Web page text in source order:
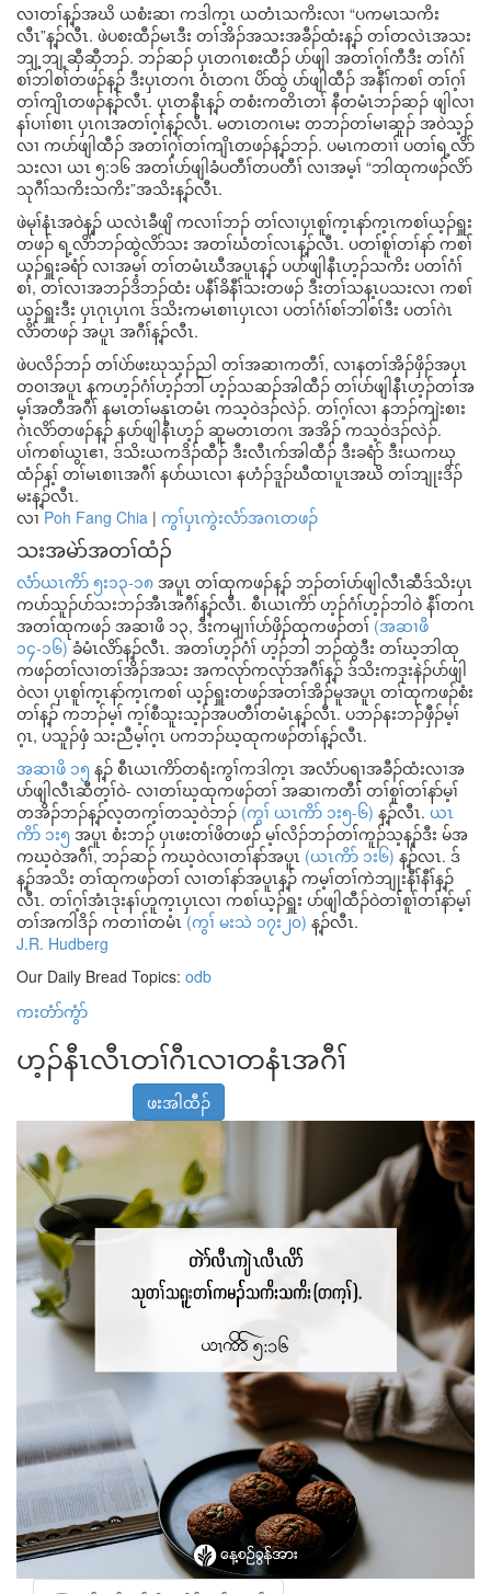
လၢတၢ်န့ၣ်အဃိ ယစံးဆၢ ကဒါက့ၤ ယတံၤသကိးလၢ “ပကမၤသကိး
လီၤ”န့ၣ်လီၤ. ဖဲပစးထီၣ်မၤဒီး တၢ်အိၣ်အသးအခီၣ်ထံးန့ၣ် တၢ်တလဲၤအသး
ဘျ့ဘျ့ဆှီဆှီဘၣ်. ဘၣ်ဆၣ် ပှၤတဂၤစးထီၣ် ပာ်ဖျါ အတၢ်ဂ့ၢ်ကီဒီး တၢ်ဂံၢ်
စၢ်ဘါစၢ်တဖၣ်န့ၣ် ဒီးပှၤတဂၤ ဝံၤတဂၤ ပိာ်ထွဲ ပာ်ဖျါထီၣ် အနီၢ်ကစၢ် တၢ်ဂ့ၢ်
တၢ်ကျိၤတဖၣ်န့ၣ်လီၤ. ပှၤတနီၤန့ၣ် တစံးကတိၤတၢ် နီတမံၤဘၣ်ဆၣ် ဖျါလၢ
နၢ်ပၢၢ်စၢၤ ပှၤဂၤအတၢ်ဂ့ၢ်န့ၣ်လီၤ. မတၤတဂၤမး တဘၣ်တၢ်မၢဆူၣ် အဝဲသ့ၣ်
လၢ ကပာ်ဖျါထီၣ် အတၢ်ဂ့ၢ်တၢ်ကျိၤတဖၣ်န့ၣ်ဘၣ်. ပမၤကတၢၢ် ပတၢ်ရ့လိာ်
သးလၢ ယၤ ၅:၁၆ အတၢ်ပာ်ဖျါခံပတီၢ်တပတီၢ် လၢအမ့ၢ် “ဘါထုကဖၣ်လိာ်
သုဂီၢ်သကိးသကိး”အသိးန့ၣ်လီၤ.
ဖဲမုၢ်နံၤအဝဲန့ၣ် ယလဲၤခီဖျိ ကလၢၢ်ဘၣ် တၢ်လၢပှၤစူၢ်က့ၤနာ်က့ၤကစၢ်ယ့ၣ်ရှူး
တဖၣ် ရ့လိာ်ဘၣ်ထွဲလိာ်သး အတၢ်ဃံတၢ်လၤန့ၣ်လီၤ. ပတၢ်စူၢ်တၢ်နာ် ကစၢ်
ယ့ၣ်ရှူးခရံာ် လၢအမ့ၢ် တၢ်တမံၤဃီအပူၤန့ၣ် ပပာ်ဖျါနီၤဟ့ၣ်သကိး ပတၢ်ဂံၢ်
စၢ်, တၢ်လၢအဘၣ်ဒိဘၣ်ထံး ပနီၢ်ခိနီၢ်သးတဖၣ် ဒီးတၢ်သန့ၤပသးလၢ ကစၢ်
ယ့ၣ်ရှူးဒီး ပှၤဂုၤပှၤဂၤ ဒ်သိးကမၤစၢၤပှၤလၢ ပတၢ်ဂံၢ်စၢ်ဘါစၢ်ဒီး ပတၢ်ဂဲၤ
လိာ်တဖၣ် အပူၤ အဂီၢ်န့ၣ်လီၤ.
ဖဲပလိၣ်ဘၣ် တၢ်ပဲာ်ဖးဃုသ့ၣ်ညါ တၢ်အဆၢကတီၢ်, လၢနတၢ်အိၣ်ဖှိၣ်အပှၤ
တဝၢအပူၤ နကဟ့ၣ်ဂံၢ်ဟ့ၣ်ဘါ ဟ့ၣ်သဆၣ်အါထီၣ် တၢ်ပာ်ဖျါနီၤဟ့ၣ်တၢ်အ
မ့ၢ်အတီအဂီၢ် နမၤတၢ်မနုၤတမံၤ ကသ့ဝဲဒၣ်လဲၣ်. တၢ်ဂ့ၢ်လၢ နဘၣ်ကျဲးစၢး
ဂဲၤလိာ်တဖၣ်န့ၣ် နပာ်ဖျါနီၤဟ့ၣ် ဆူမတၤတဂၤ အအိၣ် ကသ့ဝဲဒၣ်လဲၣ်.
ပၢ်ကစၢ်ယွၤဧၢ, ဒ်သိးယကဒိၣ်ထီၣ် ဒီးလီၤဂာ်အါထီၣ် ဒီးခရံာ် ဒီးယကဃု
ထံၣ်န့ၢ် တၢ်မၤစၢၤအဂီၢ် နပာ်ယၤလၢ နဟံၣ်ဒူၣ်ဃီထၢပူၤအဃိ တၢ်ဘျုးဒိၣ်
မးန့ၣ်လီၤ.
လၢPoh Fang Chia | ကွၢ်ပှၤကွဲးလံာ်အဂၤတဖၣ်
သးအမဲာ်အတၢ်ထံၣ်
လံာ်ယၤကိာ် ၅း၁၃-၁၈ အပူၤ တၢ်ထုကဖၣ်န့ၣ် ဘၣ်တၢ်ပာ်ဖျါလီၤဆီဒ်သိးပှၤ
ကပာ်သူၣ်ပာ်သးဘၣ်အီၤအဂီၢ်န့ၣ်လီၤ. စီၤယၤကိာ် ဟ့ၣ်ဂံၢ်ဟ့ၣ်ဘါဝဲ နီၢ်တဂၤ
အတၢ်ထုကဖၣ် အဆၢဖိ ၁၃, ဒီးကမျၢၢ်ပာ်ဖှိၣ်ထုကဖၣ်တၢ် (အဆၢဖိ
၁၄-၁၆)ခံမံၤလိာ်န့ၣ်လီၤ. အတၢ်ဟ့ၣ်ဂံၢ် ဟ့ၣ်ဘါ ဘၣ်ထွဲဒီး တၢ်ဃ့ဘါထု
ကဖၣ်တၢ်လၢတၢ်အိၣ်အသး အကလုာ်ကလုာ်အဂီၢ်န့ၣ် ဒ်သိးကဒုးနဲၣ်ပာ်ဖျါ
ဝဲလၢ ပှၤစူၢ်က့ၤနာ်က့ၤကစၢ် ယ့ၣ်ရှူးတဖၣ်အတၢ်အိၣ်မူအပူၤ တၢ်ထုကဖၣ်စံး
တၢ်န့ၣ် ကဘၣ်မ့ၢ် က့ၢ်စီသူးသ့ၣ်အပတီၢ်တမံၤန့ၣ်လီၤ. ပဘၣ်နးဘၣ်ဖှီၣ်မ့ၢ်
ဂ့ၤ, ပသူၣ်ဖှံ သးညီမ့ၢ်ဂ့ၤ ပကဘၣ်ဃ့ထုကဖၣ်တၢ်န့ၣ်လီၤ.
အဆၢဖိ ၁၅ န့ၣ် စီၤယၤကိာ်တရံးကွၢ်ကဒါက့ၤ အလံာ်ပရၢအခီၣ်ထံးလၢအ
ပာ်ဖျါလီၤဆီတ့ၢ်ဝဲ- လၢတၢ်ဃ့ထုကဖၣ်တၢ် အဆၢကတီၢ် တၢ်စူၢ်တၢ်နာ်မ့ၢ်
တအိၣ်ဘၣ်န့ၣ်လ့တက့ၢ်တသ့ဝဲဘၣ် (ကွၢ် ယၤကိာ် ၁း၅-၆) န့ၣ်လီၤ. ယၤ
ကိာ် ၁း၅ အပူၤ စံးဘၣ် ပှၤဖးတၢ်ဖိတဖၣ် မ့ၢ်လိၣ်ဘၣ်တၢ်ကူၣ်သ့န့ၣ်ဒီး မ်အ
ကဃ့ဝဲအဂီၢ်, ဘၣ်ဆၣ် ကဃ့ဝဲလၢတၢ်နာ်အပူၤ (ယၤကိာ် ၁း၆) န့ၣ်လၤ. ဒ်
န့ၣ်အသိး တၢ်ထုကဖၣ်တၢ် လၢတၢ်နာ်အပူၤန့ၣ် ကမ့ၢ်တၢ်ကဲဘျုးနီၢ်နီၢ်န့ၣ်
လီၤ. တၢ်ဂ့ၢ်အံၤဒုးနၢ်ဟူက့ၤပှၤလၢ ကစၢ်ယ့ၣ်ရှူး ပာ်ဖျါထီၣ်ဝဲတၢ်စူၢ်တၢ်နာ်မ့ၢ်
တၢ်အကါဒိၣ် ကတၢၢ်တမံၤ(ကွၢ် မးသဲ ၁၇း၂၀) န့ၣ်လီၤ.
J.R. Hudberg
Our Daily Bread Topics: odb
ကးတံာ်ကွံာ်
ဟ့ၣ်နီၤလီၤတၢ်ဂီၤလၢတနံၤအဂီၢ်
ဖးအါထီၣ်